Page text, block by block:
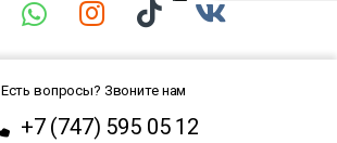
Есть вопросы? Звоните нам
+7 (747) 595 05 12